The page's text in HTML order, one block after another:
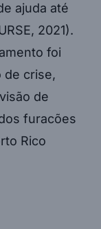
ajuda até
2021).
foi
de crise,
de
furacões
Rico